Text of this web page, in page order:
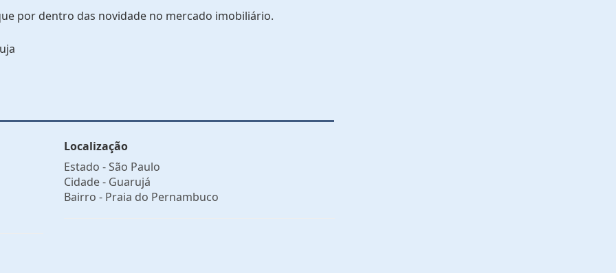
por dentro das novidade no mercado imobiliário.
Localização
Estado -São Paulo
Cidade - Guarujá
Bairro - Praia do Pernambuco